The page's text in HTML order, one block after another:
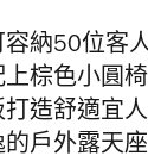
納50位客人
棕色小圓
造舒適宜
戶外露天